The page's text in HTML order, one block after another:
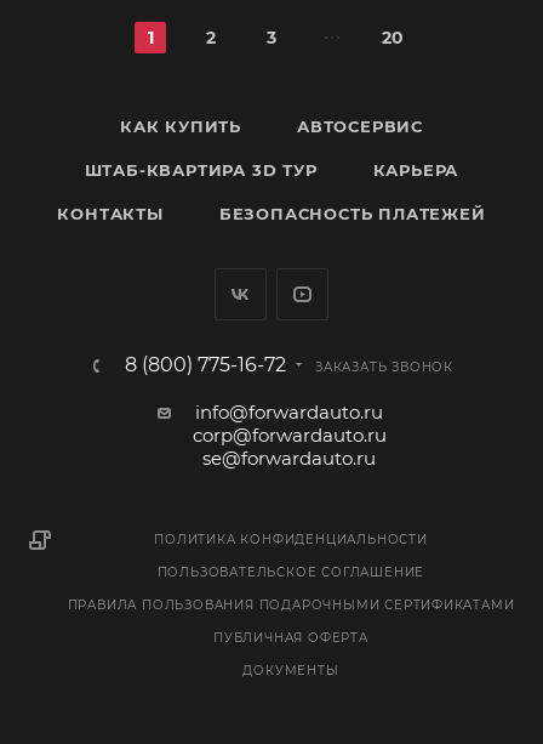
1 2 3 20
КАК КУПИТЬ АВТОСЕРВИС
ШТАБ-КВАРТИРА 3D ТУР КАРЬЕРА
КОНТАКТЫ БЕЗОПАСНОСТЬ ПЛАТЕЖЕЙ
8 (800) 775-16-72 ЗАКАЗАТЬ ЗВОНОК
info@forwardauto.ru
corp@forwardauto.ru
se@forwardauto.ru
ПОЛИТИКА КОНФИДЕНЦИАЛЬНОСТИ
ПОЛЬЗОВАТЕЛЬСКОЕ СОГЛАШЕНИЕ
ПРАВИЛА ПОЛЬЗОВАНИЯ ПОДАРОЧНЫМИ СЕРТИФИКАТАМИ
ПУБЛИЧНАЯ ОФЕРТА
ДОКУМЕНТЫ